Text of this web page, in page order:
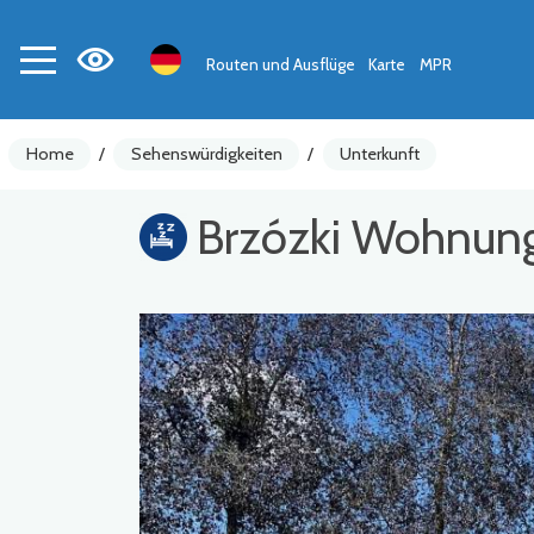
Routen und Ausflüge Karte MPR
Home / Sehenswürdigkeiten / Unterkunft
Brzózki